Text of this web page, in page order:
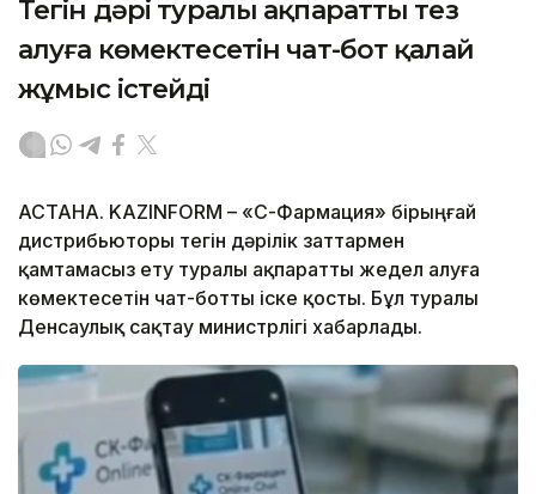
Тегін дәрі туралы ақпаратты тез
алуға көмектесетін чат-бот қалай
жұмыс істейді
АСТАНА. KAZINFORM – «СҚ-Фармация» бірыңғай
дистрибьюторы тегін дәрілік заттармен
қамтамасыз ету туралы ақпаратты жедел алуға
көмектесетін чат-ботты іске қосты. Бұл туралы
Денсаулық сақтау министрлігі хабарлады.